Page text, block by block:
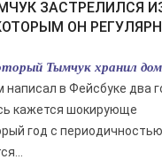
ОН
Тымчук хранил
в Фейсбуке два
кажется шокирующе
год с